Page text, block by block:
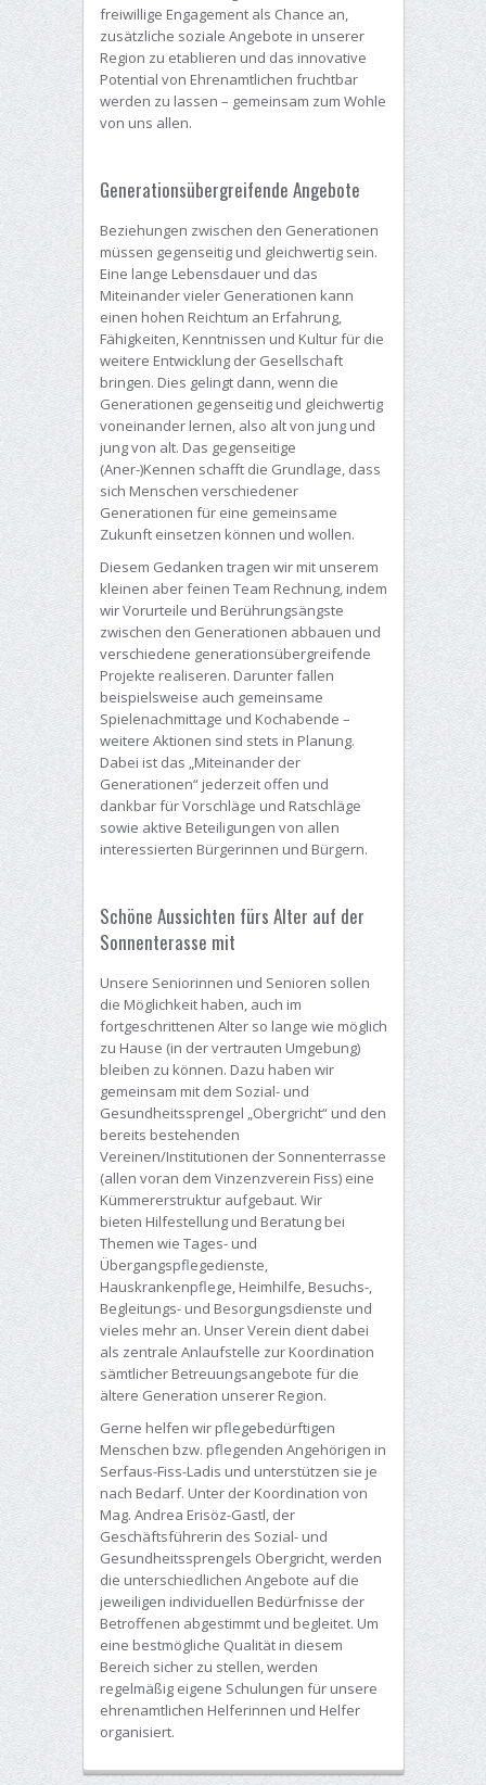
freiwillige Engagement als Chance an,
zusätzliche soziale Angebote in unserer
Region zu etablieren und das innovative
Potential von Ehrenamtlichen fruchtbar
werden zu lassen – gemeinsam zum Wohle
von uns allen.
Generationsübergreifende Angebote
Beziehungen zwischen den Generationen
müssen gegenseitig und gleichwertig sein.
Eine lange Lebensdauer und das
Miteinander vieler Generationen kann
einen hohen Reichtum an Erfahrung,
Fähigkeiten, Kenntnissen und Kultur für die
weitere Entwicklung der Gesellschaft
bringen. Dies gelingt dann, wenn die
Generationen gegenseitig und gleichwertig
voneinander lernen, also alt von jung und
jung von alt. Das gegenseitige
(Aner-)Kennen schafft die Grundlage, dass
sich Menschen verschiedener
Generationen für eine gemeinsame
Zukunft einsetzen können und wollen.
Diesem Gedanken tragen wir mit unserem
kleinen aber feinen Team Rechnung, indem
wir Vorurteile und Berührungsängste
zwischen den Generationen abbauen und
verschiedene generationsübergreifende
Projekte realiseren. Darunter fallen
beispielsweise auch gemeinsame
Spielenachmittage und Kochabende –
weitere Aktionen sind stets in Planung.
Dabei ist das „Miteinander der
Generationen“ jederzeit offen und
dankbar für Vorschläge und Ratschläge
sowie aktive Beteiligungen von allen
interessierten Bürgerinnen und Bürgern.
Schöne Aussichten fürs Alter auf der
Sonnenterasse mit
Unsere Seniorinnen und Senioren sollen
die Möglichkeit haben, auch im
fortgeschrittenen Alter so lange wie möglich
zu Hause (in der vertrauten Umgebung)
bleiben zu können. Dazu haben wir
gemeinsam mit dem Sozial- und
Gesundheitssprengel „Obergricht“ und den
bereits bestehenden
Vereinen/Institutionen der Sonnenterrasse
(allen voran dem Vinzenzverein Fiss) eine
Kümmererstruktur aufgebaut. Wir
bieten Hilfestellung und Beratung bei
Themen wie Tages- und
Übergangspflegedienste,
Hauskrankenpflege, Heimhilfe, Besuchs-,
Begleitungs- und Besorgungsdienste und
vieles mehr an. Unser Verein dient dabei
als zentrale Anlaufstelle zur Koordination
sämtlicher Betreuungsangebote für die
ältere Generation unserer Region.
Gerne helfen wir pflegebedürftigen
Menschen bzw. pflegenden Angehörigen in
Serfaus-Fiss-Ladis und unterstützen sie je
nach Bedarf. Unter der Koordination von
Mag. Andrea Erisöz-Gastl, der
Geschäftsführerin des Sozial- und
Gesundheitssprengels Obergricht, werden
die unterschiedlichen Angebote auf die
jeweiligen individuellen Bedürfnisse der
Betroffenen abgestimmt und begleitet. Um
eine bestmögliche Qualität in diesem
Bereich sicher zu stellen, werden
regelmäßig eigene Schulungen für unsere
ehrenamtlichen Helferinnen und Helfer
organisiert.